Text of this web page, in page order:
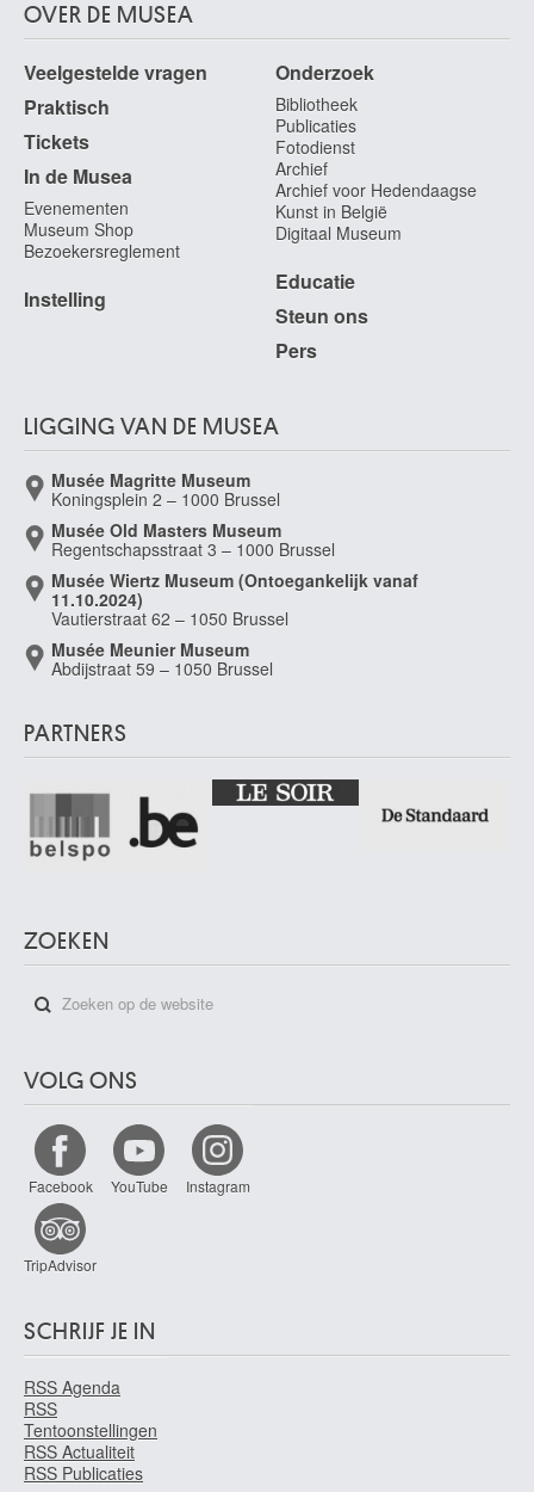
OVER DE MUSEA
Veelgestelde vragen
Praktisch
Tickets
In de Musea
Evenementen
Museum Shop
Bezoekersreglement
Instelling
Onderzoek
Bibliotheek
Publicaties
Fotodienst
Archief
Archief voor Hedendaagse
Kunst in België
Digitaal Museum
Educatie
Steun ons
Pers
LIGGING VAN DE MUSEA
Musée Magritte Museum
Koningsplein 2 – 1000 Brussel
Musée Old Masters Museum
Regentschapsstraat 3 – 1000 Brussel
Musée Wiertz Museum (Ontoegankelijk vanaf
11.10.2024)
Vautierstraat 62 – 1050 Brussel
Musée Meunier Museum
Abdijstraat 59 – 1050 Brussel
PARTNERS
ZOEKEN
VOLG ONS
Facebook YouTube Instagram
TripAdvisor
SCHRIJF JE IN
RSS Agenda
RSS
Tentoonstellingen
RSS Actualiteit
RSS Publicaties